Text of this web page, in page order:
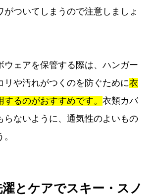
がついてしまうので注意しましょ
ウェアを保管する際は、ハンガー
リや汚れがつくのを防ぐために衣
るのがおすすめです。 衣類カバ
らないように、通気性のよいもの
とケアでスキー・スノ